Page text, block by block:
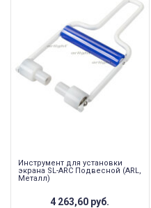
Инструмент для установки
экрана SL-ARC Подвесной (ARL,
Металл)
4 263,60 руб.